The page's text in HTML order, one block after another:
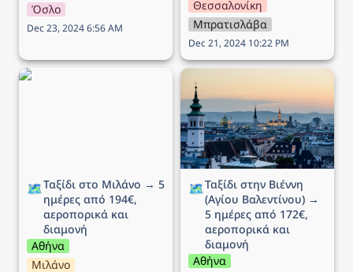
Όσλο
Dec 23, 2024 6:56 AM
Θεσσαλονίκη
Μπρατισλάβα
Dec 21, 2024 10:22 PM
Ταξίδι στο Μιλάνο → 5
🗺️Ταξίδι στο Μιλάνο → 5
ημέρες από 194€,
αεροπορικά και
διαμονή
Αθήνα
Μιλάνο
Ταξίδι στην Βιέννη (Αγίου
Βαλεντίνου) → 5 ημέρες
από 172€, αεροπορικά
και διαμονή
🗺️Ταξίδι στην Βιέννη
(Αγίου Βαλεντίνου) →
5 ημέρες από 172€,
αεροπορικά και
διαμονή
Αθήνα